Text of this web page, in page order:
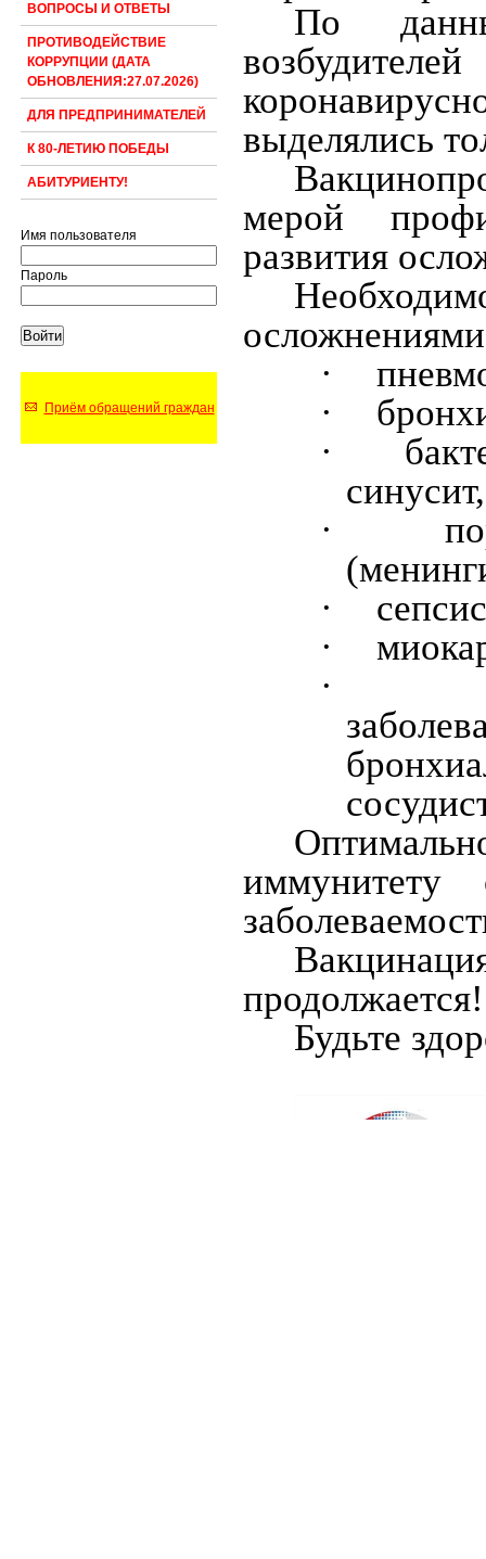
ВОПРОСЫ И ОТВЕТЫ
ПРОТИВОДЕЙСТВИЕ
КОРРУПЦИИ (ДАТА
ОБНОВЛЕНИЯ:27.07.2026)
ДЛЯ ПРЕДПРИНИМАТЕЛЕЙ
К 80-ЛЕТИЮ ПОБЕДЫ
АБИТУРИЕНТУ!
Имя пользователя
Пароль
Приём обращений граждан
По
выделялись
мерой
развития
·
·
·
·
·
·
·
иммунитету
продолжается!
Будьте